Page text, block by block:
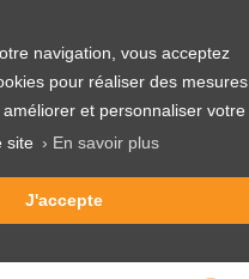
navigation, vous acceptez
pour réaliser des mesures
et personnaliser votre
site › En savoir plus
J'accepte